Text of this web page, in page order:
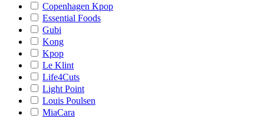
Copenhagen Kpop
Essential Foods
Gubi
Kong
Kpop
Le Klint
Life4Cuts
Light Point
Louis Poulsen
MiaCara